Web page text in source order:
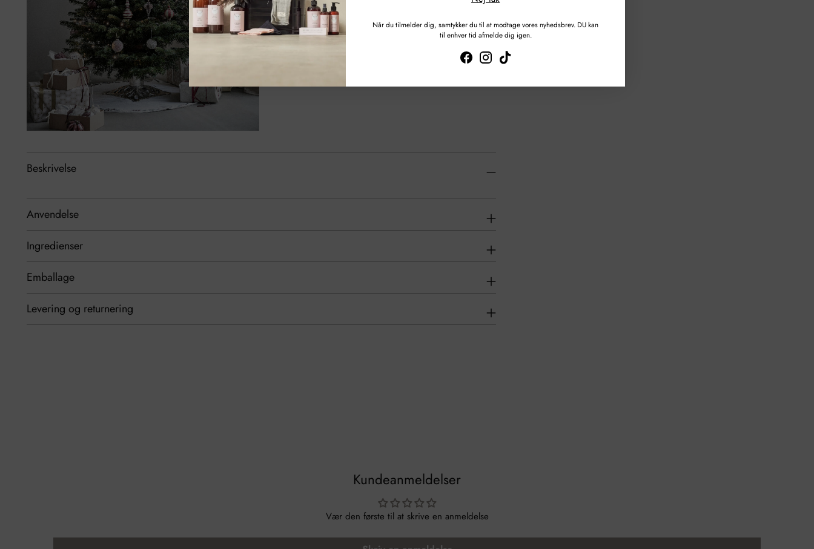
Når du tilmelder dig, samtykker du til at modtage vores nyhedsbrev. DU kan
til enhver tid afmelde dig igen.
Beskrivelse
Anvendelse
Ingredienser
Emballage
Levering og returnering
Kundeanmeldelser
Vær den første til at skrive en anmeldelse